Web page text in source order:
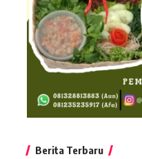
Berita Terbaru